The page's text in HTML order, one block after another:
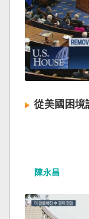
從美國困境
陳永昌